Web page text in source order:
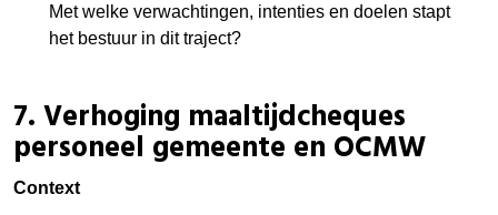
Met welke verwachtingen, intenties en doelen stapt
het bestuur in dit traject?
7.Verhoging maaltijdcheques
personeel gemeente en OCMW
Context